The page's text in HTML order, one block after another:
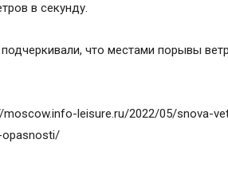
в секунду.
что местами порывы
moscow.info-leisure.ru/2022/05/snova-
opasnosti/